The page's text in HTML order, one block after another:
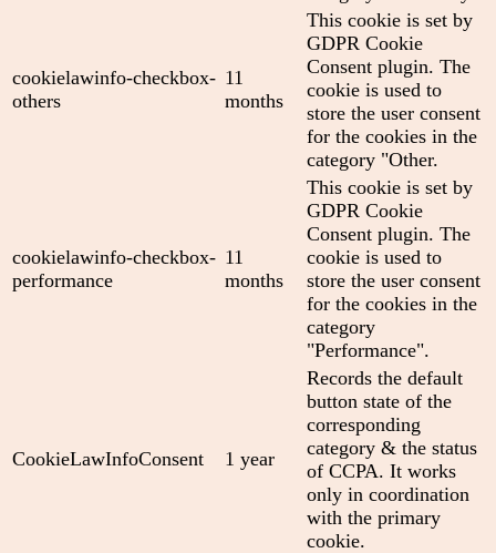
cookielawinfo-checkbox-
others
11
months
This cookie is set by
GDPR Cookie
Consent plugin. The
cookie is used to
store the user consent
for the cookies in the
category "Other.
cookielawinfo-checkbox-
performance
11
months
This cookie is set by
GDPR Cookie
Consent plugin. The
cookie is used to
store the user consent
for the cookies in the
category
"Performance".
CookieLawInfoConsent 1 year
Records the default
button state of the
corresponding
category & the status
of CCPA. It works
only in coordination
with the primary
cookie.